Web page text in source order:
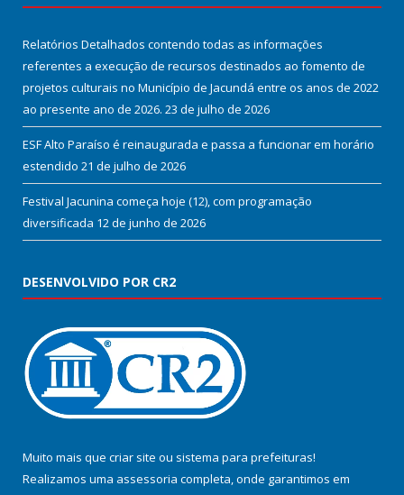
Relatórios Detalhados contendo todas as informações
referentes a execução de recursos destinados ao fomento de
projetos culturais no Município de Jacundá entre os anos de 2022
ao presente ano de 2026. 23 de julho de 2026
ESF Alto Paraíso é reinaugurada e passa a funcionar em horário
estendido 21 de julho de 2026
Festival Jacunina começa hoje (12), com programação
diversificada 12 de junho de 2026
DESENVOLVIDO POR CR2
Muito mais que criar site ou sistema para prefeituras!
Realizamos uma assessoria completa, onde garantimos em